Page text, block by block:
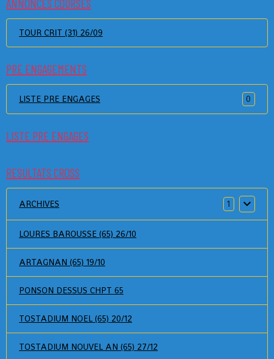
ANNONCES COURSES
TOUR CRIT (31) 26/09
PRE ENGAGEMENTS
LISTE PRE ENGAGES 0
LISTE PRE ENGAGES
RESULTATS CROSS
ARCHIVES 1
LOURES BAROUSSE (65) 26/10
ARTAGNAN (65) 19/10
PONSON DESSUS CHPT 65
TOSTADIUM NOEL (65) 20/12
TOSTADIUM NOUVEL AN (65) 27/12